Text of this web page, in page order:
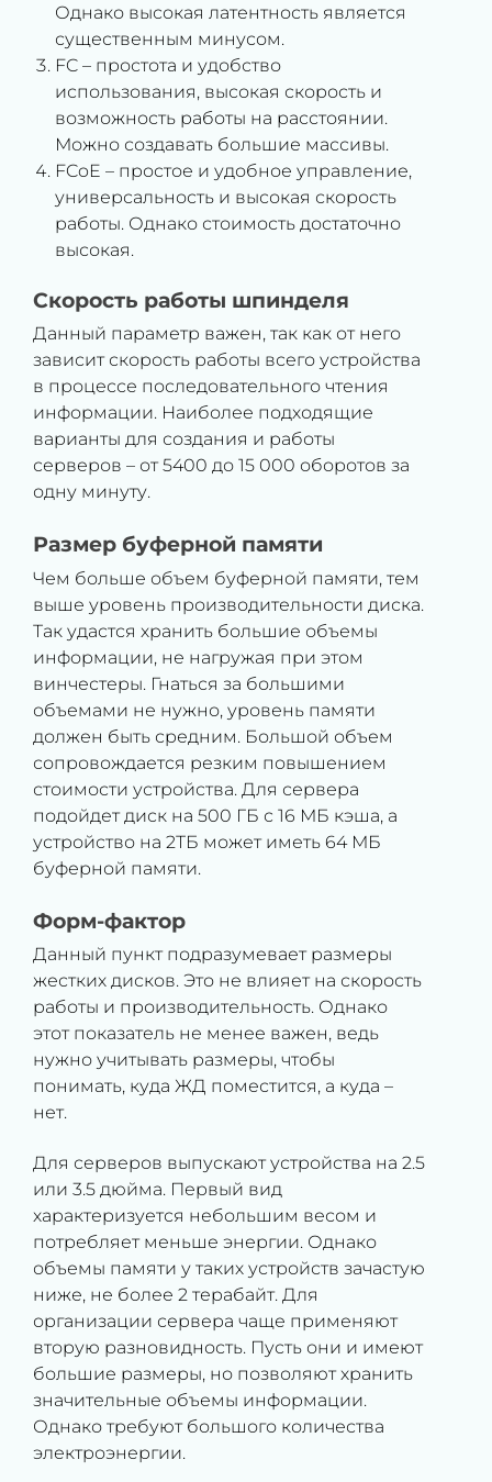
Однако высокая латентность является
существенным минусом.
FC – простота и удобство
использования, высокая скорость и
возможность работы на расстоянии.
Можно создавать большие массивы.
FCoE – простое и удобное управление,
универсальность и высокая скорость
работы. Однако стоимость достаточно
высокая.
Скорость работы шпинделя
Данный параметр важен, так как от него
зависит скорость работы всего устройства
в процессе последовательного чтения
информации. Наиболее подходящие
варианты для создания и работы
серверов – от 5400 до 15 000 оборотов за
одну минуту.
Размер буферной памяти
Чем больше объем буферной памяти, тем
выше уровень производительности диска.
Так удастся хранить большие объемы
информации, не нагружая при этом
винчестеры. Гнаться за большими
объемами не нужно, уровень памяти
должен быть средним. Большой объем
сопровождается резким повышением
стоимости устройства. Для сервера
подойдет диск на 500 ГБ с 16 МБ кэша, а
устройство на 2ТБ может иметь 64 МБ
буферной памяти.
Форм-фактор
Данный пункт подразумевает размеры
жестких дисков. Это не влияет на скорость
работы и производительность. Однако
этот показатель не менее важен, ведь
нужно учитывать размеры, чтобы
понимать, куда ЖД поместится, а куда –
нет.
Для серверов выпускают устройства на 2.5
или 3.5 дюйма. Первый вид
характеризуется небольшим весом и
потребляет меньше энергии. Однако
объемы памяти у таких устройств зачастую
ниже, не более 2 терабайт. Для
организации сервера чаще применяют
вторую разновидность. Пусть они и имеют
большие размеры, но позволяют хранить
значительные объемы информации.
Однако требуют большого количества
электроэнергии.